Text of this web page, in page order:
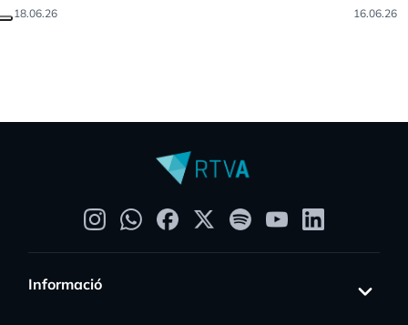
18.06.26 16.06.26
Informació